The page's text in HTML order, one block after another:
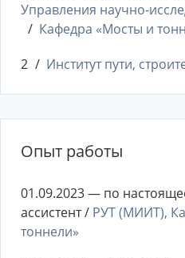
Управления научно-
Кафедра «Мосты и
2
Институт пути,
Опыт работы
01.09.2023 — по
ассистент / РУТ (МИИТ),
тоннели»